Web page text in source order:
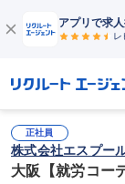
アプリで求
レ
正社員
株式会社エスプー
大阪【就労コー